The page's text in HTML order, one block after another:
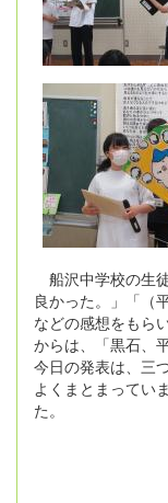
船沢中学校の生
良かった。」「（
などの感想をもら
からは、「黒石、
今日の発表は、三
よくまとまってい
た。